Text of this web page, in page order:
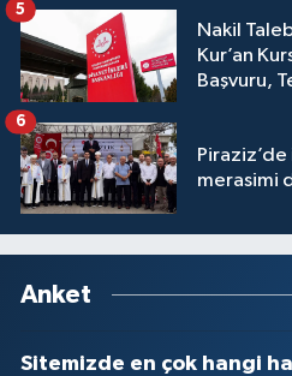
Nakil
Kur’an
Başvuru,
5
merasimi
6
Anket
Sitemizde en çok hangi